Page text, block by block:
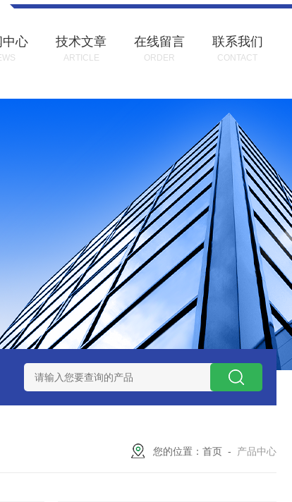
中心 技术文章
ARTICLE
在线留言
ORDER
联系我们
CONTACT
验用热失重马弗炉 实验室小型高温马弗炉 陶瓷纤维
您的位置： 首页 - 产品中心